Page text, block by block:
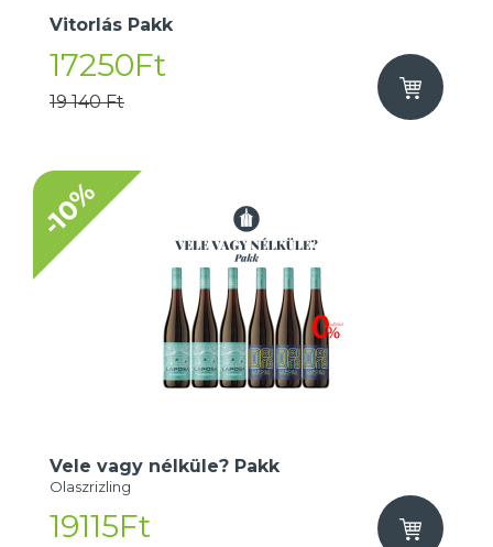
Vitorlás Pakk
17250Ft
19 140 Ft
-10%
Vele vagy nélküle? Pakk
Olaszrizling
19115Ft